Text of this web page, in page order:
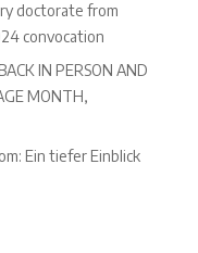
doctorate from
convocation
IN PERSON AND
MONTH,
Ein tiefer Einblick